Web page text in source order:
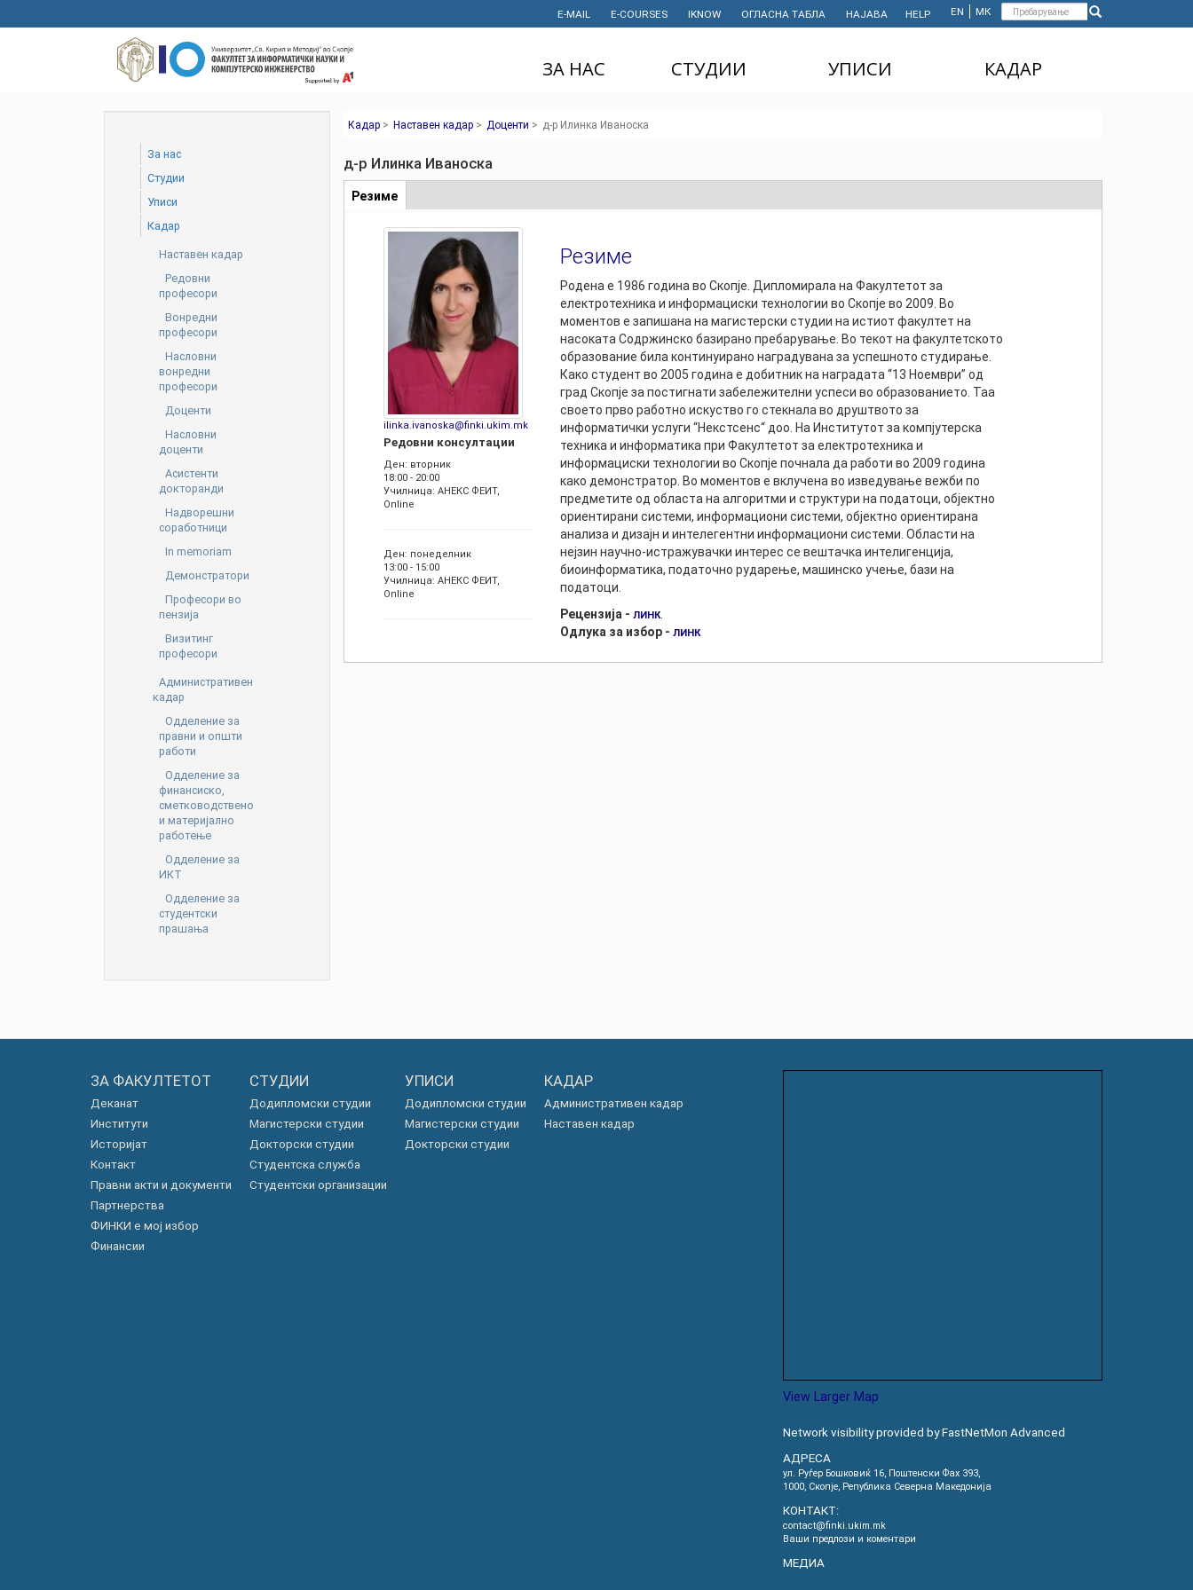
to
Форма
пребарување
Пребарување
EN МК
E-MAIL E-COURSES IKNOW ОГЛАСНА ТАБЛА НАЈАВА HELP
ЗА НАС
ПРАВНИ АКТИ
НАУЧНА
ДЕЈНОСТ
ФИНАНСИИ
ИСТОРИЈАТ
ФИНКИ Е МОЈ
ИЗБОР
ЛАБОРАТОРИИ
ИЗВЕШТАИ ЗА
ФАКУЛТЕТОТ
ПАРТНЕРСТВА
ФИНКИ LIVE
АЛУМНИ
СТУДИИ
СТУДИИ
ДОКТОРСКИ
И СТРУЧНИ ОБУКИ
СТУДЕНТСКА
СЛУЖБА
СТУДЕНТСКИ
ОРГАНИЗАЦИИ
РАСПОРЕД НА
ЧАСОВИ
АКАДЕМСКИ
КАЛЕНДАР
ОДБРАНИ
РЕШЕНИЈА
ДИПЛОМСКИ/
ОДБРАНИ
УПИСИ
СТУДИИ
ДОКТОРСКИ СТУДИИ
КАДАР
За нас
Студии
Уписи
Кадар
Наставен кадар
Редовни
професори
Вонредни
професори
Насловни
вонредни
професори
Доценти
Насловни
доценти
Асистенти
докторанди
Надворешни
соработници
In memoriam
Демонстратори
Професори во
пензија
Визитинг
професори
Административен
кадар
Oдделение за
правни и општи
работи
Одделение за
финансиско,
сметководствено
и материјално
работење
Одделение за
ИКТ
Одделение за
студентски
прашања
Кадар > Наставен кадар > Доценти > д-р Илинка Иваноска
д-р Илинка Иваноска
Табови
Резиме
tab)
ilinka.ivanoska@finki.ukim.mk
Редовни консултации
Ден: вторник
18:00 - 20:00
Училница: АНЕКС ФЕИТ,
Online
Ден: понеделник
13:00 - 15:00
Училница: АНЕКС ФЕИТ,
Online
Резиме
Родена е 1986 година во Скопје. Дипломирала на Факултетот за
електротехника и информациски технологии во Скопје во 2009. Во
моментов е запишана на магистерски студии на истиот факултет на
насоката Содржинско базирано пребарување. Во текот на факултетското
образование била континуирано наградувана за успешното студирање.
Како студент во 2005 година е добитник на наградата “13 Ноември” од
град Скопје за постигнати забележителни успеси во образованието. Таа
своето прво работно искуство го стекнала во друштвото за
информатички услуги “Некстсенс“ доо. На Институтот за компјутерска
техника и информатика при Факултетот за електротехника и
информациски технологии во Скопје почнала да работи во 2009 година
како демонстратор. Во моментов е вклучена во изведување вежби по
предметите од областа на алгоритми и структури на податоци, објектно
ориентирани системи, информациони системи, објектно ориентирана
анализа и дизајн и интелегентни информациони системи. Области на
нејзин научно-истражувачки интерес се вештачка интелигенција,
биоинформатика, податочно рударење, машинско учење, бази на
податоци.
Рецензија - ЛИНК.
Одлука за избор - ЛИНК
ЗА ФАКУЛТЕТОТ
Деканат
Институти
Историјат
Контакт
Правни акти и документи
Партнерства
ФИНКИ е мој избор
Финансии
СТУДИИ
Додипломски студии
Магистерски студии
Докторски студии
Студентска служба
Студентски организации
УПИСИ
Додипломски студии
Магистерски студии
Докторски студии
КАДАР
Административен кадар
Наставен кадар
View Larger Map
Network visibility provided by FastNetMon Advanced
АДРЕСА
ул. Руѓер Бошковиќ 16, Пoштенски Фах 393,
1000, Скопје, Република Северна Македонија
КОНТАКТ:
contact@finki.ukim.mk
Ваши предлози и коментари
МЕДИА